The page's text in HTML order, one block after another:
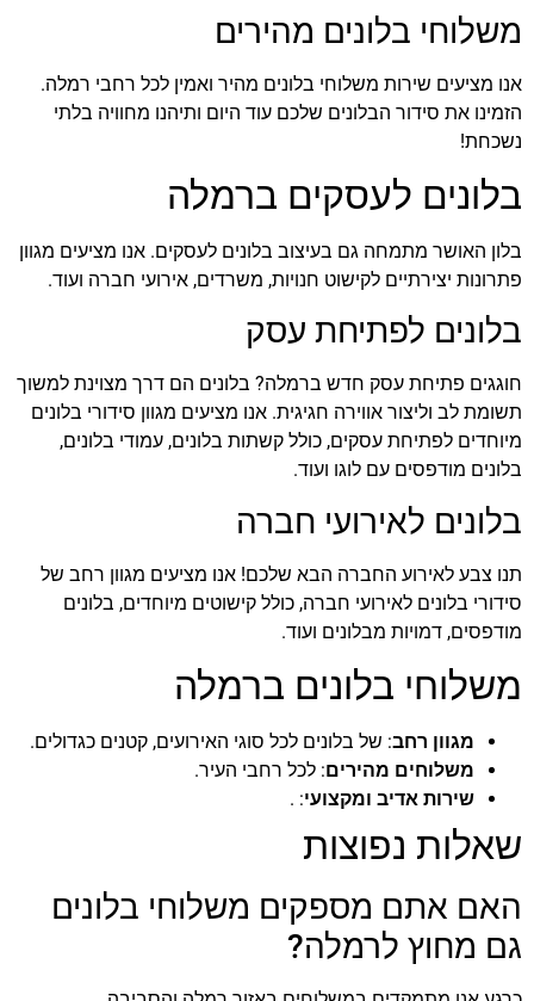
משלוחי בלונים מהירים
אנו מציעים שירות משלוחי בלונים מהיר ואמין לכל רחבי רמלה.
הזמינו את סידור הבלונים שלכם עוד היום ותיהנו מחוויה בלתי
נשכחת!
בלונים לעסקים ברמלה
בלון האושר מתמחה גם בעיצוב בלונים לעסקים. אנו מציעים מגוון
פתרונות יצירתיים לקישוט חנויות, משרדים, אירועי חברה ועוד.
בלונים לפתיחת עסק
חוגגים פתיחת עסק חדש ברמלה? בלונים הם דרך מצוינת למשוך
תשומת לב וליצור אווירה חגיגית. אנו מציעים מגוון סידורי בלונים
מיוחדים לפתיחת עסקים, כולל קשתות בלונים, עמודי בלונים,
בלונים מודפסים עם לוגו ועוד.
בלונים לאירועי חברה
תנו צבע לאירוע החברה הבא שלכם! אנו מציעים מגוון רחב של
סידורי בלונים לאירועי חברה, כולל קישוטים מיוחדים, בלונים
מודפסים, דמויות מבלונים ועוד.
משלוחי בלונים ברמלה
מגוון רחב: של בלונים לכל סוגי האירועים, קטנים כגדולים.
משלוחים מהירים: לכל רחבי העיר.
שירות אדיב ומקצועי: .
שאלות נפוצות
האם אתם מספקים משלוחי בלונים
גם מחוץ לרמלה?